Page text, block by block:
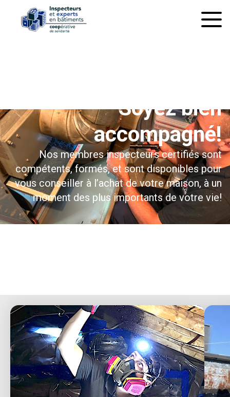
Soyez bien
accompagné!
Nos membres inspecteurs certifiés sont
compétents, formés, et sont disponibles pour
vous conseiller à l’achat de votre maison, à un
moment des plus importants de votre vie!